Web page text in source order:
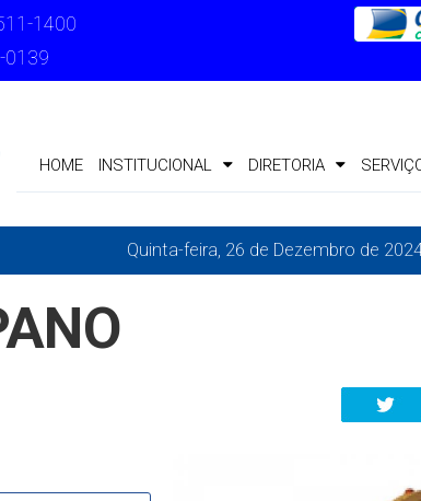
1400
0139
HOME INSTITUCIONAL DIRETORIA
Quinta-feira, 26 de Dezembro de